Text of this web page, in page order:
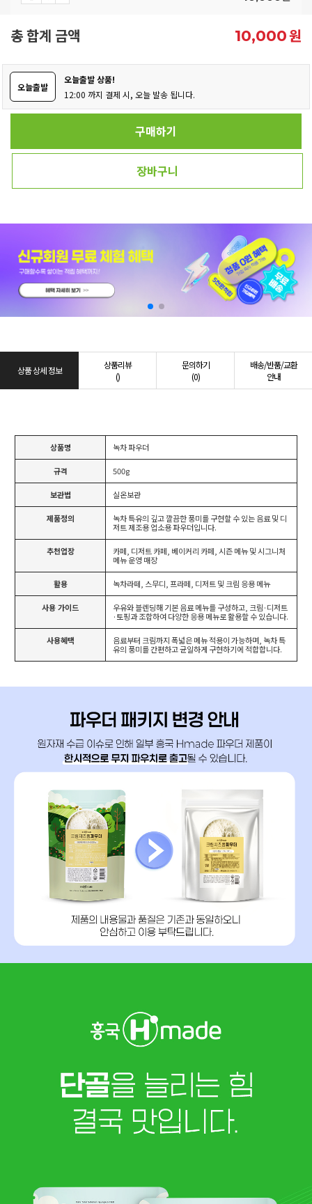
총 합계 금액 10,000원
오늘출발
오늘출발 상품!
12:00 까지 결제 시, 오늘 발송 됩니다.
구매하기
장바구니
상품 상세 정보
상품리뷰
()
문의하기
(0)
배송/반품/교환
안내
상품명 녹차 파우더
규격 500g
보관법 실온보관
제품정의
녹차 특유의 깊고 깔끔한 풍미를 구현할 수 있는 음료 및 디
저트 제조용 업소용 파우더입니다.
추천업장
카페, 디저트 카페, 베이커리 카페, 시즌 메뉴 및 시그니처
메뉴 운영 매장
활용 녹차라떼, 스무디, 프라페, 디저트 및 크림 응용 메뉴
사용 가이드
우유와 블렌딩해 기본 음료 메뉴를 구성하고, 크림·디저트
·토핑과 조합하여 다양한 응용 메뉴로 활용할 수 있습니다.
사용혜택
음료부터 크림까지 폭넓은 메뉴 적용이 가능하며, 녹차 특
유의 풍미를 간편하고 균일하게 구현하기에 적합합니다.